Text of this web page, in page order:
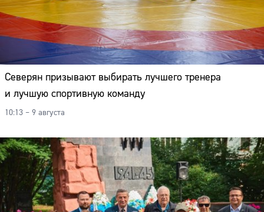
Северян призывают выбирать лучшего тренера
и лучшую спортивную команду
10:13 – 9 августа